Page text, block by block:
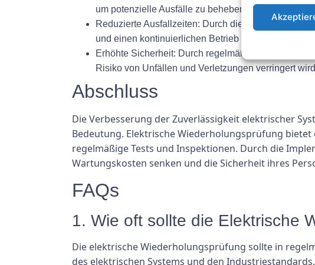
um potenzielle Ausfälle zu beheben, bevor sie
Reduzierte Ausfallzeiten: Durch die proaktive
und einen kontinuierlichen Betrieb sicherstellen.
Erhöhte Sicherheit: Durch regelmäßige Tests wird
Risiko von Unfällen und Verletzungen verringert
Abschluss
Die Verbesserung der Zuverlässigkeit elektrischer
Bedeutung. Elektrische Wiederholungsprüfung
regelmäßige Tests und Inspektionen. Durch die
Wartungskosten senken und die Sicherheit ihres
FAQs
1. Wie oft sollte die Elektrische
Die elektrische Wiederholungsprüfung sollte in
des elektrischen Systems und den